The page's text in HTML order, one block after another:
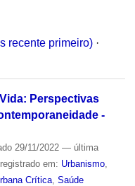
recente primeiro) ·
Perspectivas
-
29/11/2022 — última
em: Urbanismo,
Crítica, Saúde